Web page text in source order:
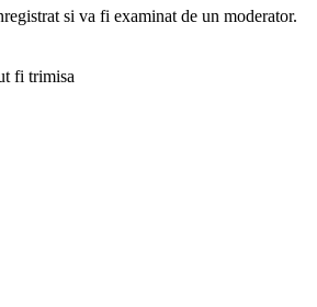
si va fi examinat de un moderator.
fi trimisa